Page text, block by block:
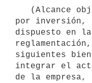
por inversión,
dispuesto en
siguientes
integrar el
de la empresa,